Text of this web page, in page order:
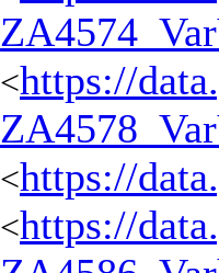
<https://
<https://
<https://